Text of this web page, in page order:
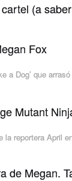
(a
a Dog’ que
la reportera April
de Megan.